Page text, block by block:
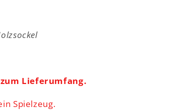
Lieferumfang.
Spielzeug.